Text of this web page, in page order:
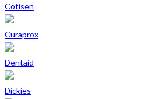
Cotisen
Curaprox
Dentaid
Dickies